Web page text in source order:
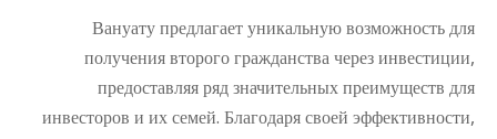
Вануату предлагает уникальную возможность для
получения второго гражданства через инвестиции,
предоставляя ряд значительных преимуществ для
инвесторов и их семей. Благодаря своей эффективности,